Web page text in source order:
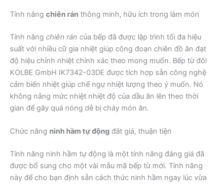
Tính năng chiên rán thông minh, hữu ích trong làm món
Tính năng chiên rán của bếp đã được lập trình tối đa hiệu
suất với nhiều cữ gia nhiệt giúp công đoạn chiên đồ ăn đạt
độ hiệu chỉnh nhiệt chính xác theo mong muốn. Bếp từ đôi
KOLBE GmbH IK7342-03DE được tích hợp sẵn công nghệ
cảm biến nhiệt giúp chế ngự nhiệt lượng theo ý muốn. Nó
không nâng mức nhiệt nhiệt độ của dầu ăn lên theo thời
gian để gây quá nóng dễ bị cháy món ăn.
Chức năng ninh hầm tự động đắt giá, thuận tiện
Tính năng ninh hầm tự động là một tính năng đáng giá đã
được bổ sung cho một vài mẫu mã bếp từ mới. Tính năng
này để cho bạn định sẵn cách thức ninh hầm ngay lúc vừa